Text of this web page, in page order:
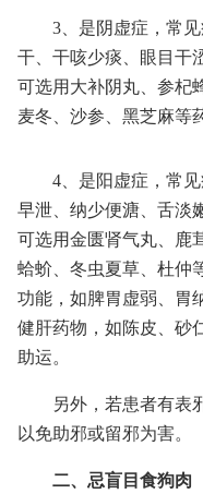
3、是阴虚症，常
干、干咳少痰、眼目干
可选用大补阴丸、参杞
麦冬、沙参、黑芝麻等
4、是阳虚症，常
早泄、纳少便溏、舌淡
可选用金匮肾气丸、鹿
蛤蚧、冬虫夏草、杜仲
功能，如脾胃虚弱、胃
健肝药物，如陈皮、砂
助运。
另外，若患者有表
以免助邪或留邪为害。
二、忌盲目食狗肉